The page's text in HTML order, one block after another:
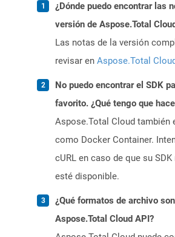
¿Dónde puedo encontrar las
versión de Aspose.Total
Las notas de la versión
revisar en Aspose.Total
No puedo encontrar el SDK
favorito. ¿Qué tengo que
Aspose.Total Cloud también
como Docker Container.
cURL en caso de que su
esté disponible.
¿Qué formatos de archivo
Aspose.Total Cloud API?